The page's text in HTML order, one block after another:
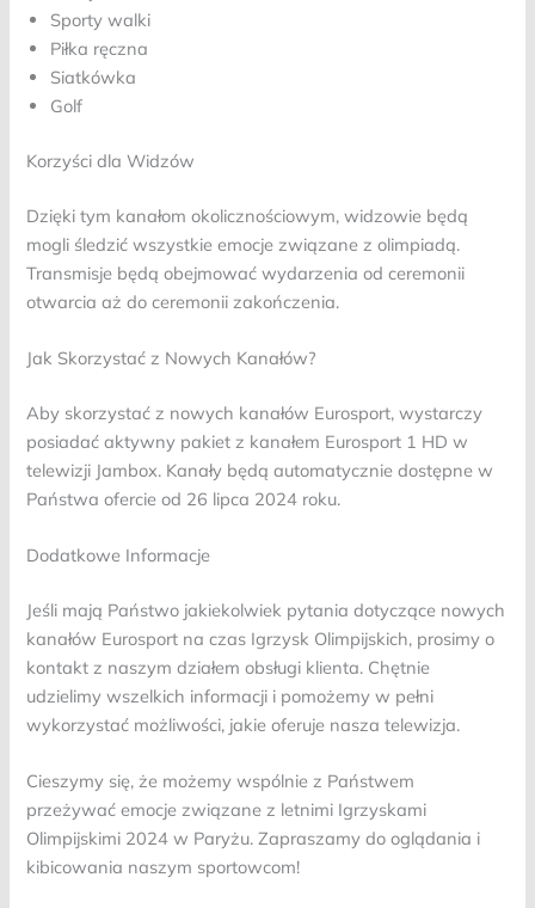
Sporty walki
Piłka ręczna
Siatkówka
Golf
Korzyści dla Widzów
Dzięki tym kanałom okolicznościowym, widzowie będą
mogli śledzić wszystkie emocje związane z olimpiadą.
Transmisje będą obejmować wydarzenia od ceremonii
otwarcia aż do ceremonii zakończenia.
Jak Skorzystać z Nowych Kanałów?
Aby skorzystać z nowych kanałów Eurosport, wystarczy
posiadać aktywny pakiet z kanałem Eurosport 1 HD w
telewizji Jambox. Kanały będą automatycznie dostępne w
Państwa ofercie od 26 lipca 2024 roku.
Dodatkowe Informacje
Jeśli mają Państwo jakiekolwiek pytania dotyczące nowych
kanałów Eurosport na czas Igrzysk Olimpijskich, prosimy o
kontakt z naszym działem obsługi klienta. Chętnie
udzielimy wszelkich informacji i pomożemy w pełni
wykorzystać możliwości, jakie oferuje nasza telewizja.
Cieszymy się, że możemy wspólnie z Państwem
przeżywać emocje związane z letnimi Igrzyskami
Olimpijskimi 2024 w Paryżu. Zapraszamy do oglądania i
kibicowania naszym sportowcom!